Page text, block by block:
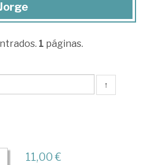
1 páginas.
↑
11,00 €